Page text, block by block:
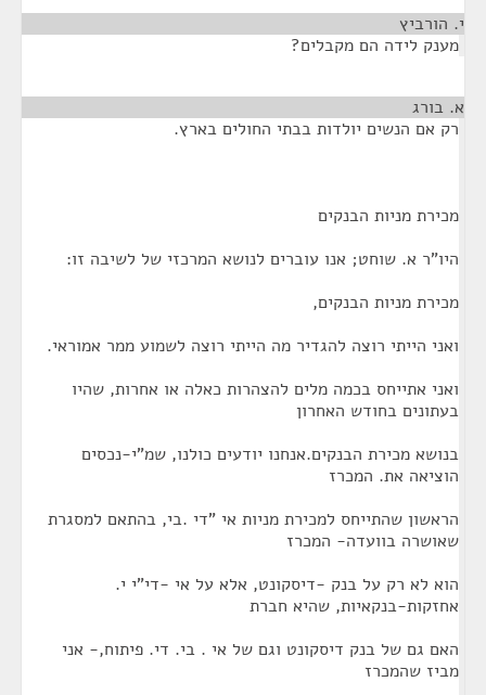
י. הורביץ
מענק לידה הם מקבלים?
א. בורג
רק אם הנשים יולדות בבתי החולים בארץ.
מכירת מניות הבנקים
היו"ר א. שוחט; אנו עוברים לנושא המרכזי של לשיבה זו:
מכירת מניות הבנקים,
ואני הייתי רוצה להגדיר מה הייתי רוצה לשמוע ממר אמוראי.
ואני אתייחס בכמה מלים להצהרות כאלה או אחרות, שהיו
בעתונים בחודש האחרון
בנושא מכירת הבנקים.אנחנו יודעים כולנו, שמ"י-נכסים
הוציאה את. המכרז
הראשון שהתייחס למכירת מניות אי "די .בי, בהתאם למסגרת
שאושרה בוועדה- המכרז
הוא לא רק על בנק -דיסקונט, אלא על אי -די"י י.
אחזקות-בנקאיות, שהיא חברת
האם גם של בנק דיסקונט וגם של אי . בי. די. פיתוח,- אני
מביז שהמכרז